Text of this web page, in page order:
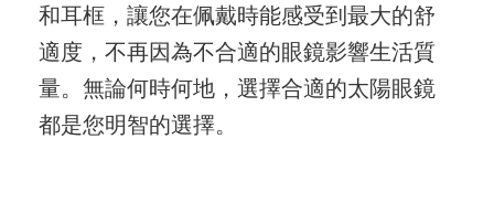
和耳框，讓您在佩戴時能感受到最大的舒
適度，不再因為不合適的眼鏡影響生活質
量。無論何時何地，選擇合適的太陽眼鏡
都是您明智的選擇。